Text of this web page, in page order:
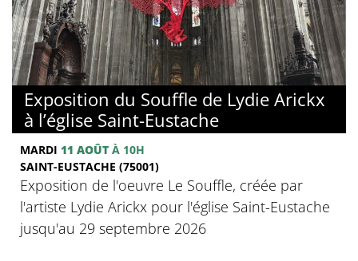
Exposition du Souffle de Lydie Arickx
à l’église Saint-Eustache
MARDI 11 AOÛT À 10H
SAINT-EUSTACHE (75001)
Exposition de l'oeuvre Le Souffle, créée par
l'artiste Lydie Arickx pour l'église Saint-Eustache
jusqu'au 29 septembre 2026